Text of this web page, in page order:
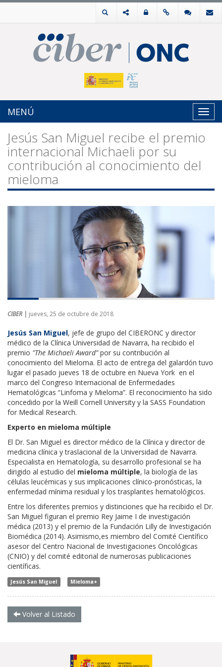
MENÚ
Jesús San Miguel recibe el premio
internacional Michaeli por su
contribución al conocimiento del
mieloma
CIBER | jueves, 25 de octubre de 2018
Jesús San Miguel, jefe de grupo del CIBERONC y director
médico de la Clínica Universidad de Navarra, ha recibido el
premio "The Michaeli Award”por su contribución al
conocimiento del Mieloma. El acto de entrega del galardón tuvo
lugar el pasado jueves 18 de octubre en Nueva York en el
marco del Congreso Internacional de Enfermedades
Hematológicas “Linfoma y Mieloma”. El reconocimiento ha sido
concedido por la Weill Cornell University y la SASS Foundation
for Medical Research.
Experto en mieloma múltiple
El Dr. San Miguel es director médico de la Clínica y director de
medicina clínica y traslacional de la Universidad de Navarra.
Especialista en Hematología, su desarrollo profesional se ha
dirigido al estudio del mieloma múltiple, la biología de las
células leucémicas y sus implicaciones clínico-pronósticas, la
enfermedad mínima residual y los trasplantes hematológicos.
Entre los diferentes premios y distinciones que ha recibido el Dr.
San Miguel figuran el premio Rey Jaime I de investigación
médica (2013) y el premio de la Fundación Lilly de Investigación
Biomédica (2014). Asimismo,es miembro del Comité Científico
asesor del Centro Nacional de Investigaciones Oncológicas
(CNIO) y del comité editorial de numerosas publicaciones
científicas.
Jesús San Miguel Mieloma+
Volver al Listado